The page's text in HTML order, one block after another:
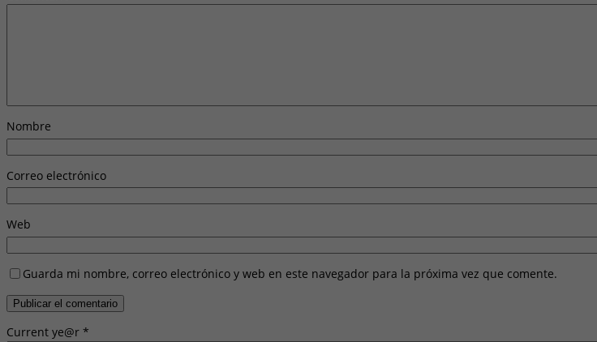
Nombre
Correo electrónico
Web
Guarda mi nombre, correo electrónico y web en este navegador para la próxima vez que comente.
Current ye@r *